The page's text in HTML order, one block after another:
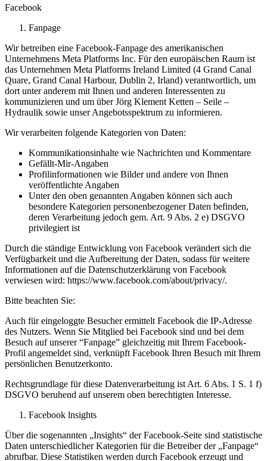
Facebook
Fanpage
Wir betreiben eine Facebook-Fanpage des amerikanischen
Unternehmens Meta Platforms Inc. Für den europäischen Raum ist
das Unternehmen Meta Platforms Ireland Limited (4 Grand Canal
Quare, Grand Canal Harbour, Dublin 2, Irland) verantwortlich, um
dort unter anderem mit Ihnen und anderen Interessenten zu
kommunizieren und um über Jörg Klement Ketten – Seile –
Hydraulik sowie unser Angebotsspektrum zu informieren.
Wir verarbeiten folgende Kategorien von Daten:
Kommunikationsinhalte wie Nachrichten und Kommentare
Gefällt-Mir-Angaben
Profilinformationen wie Bilder und andere von Ihnen
veröffentlichte Angaben
Unter den oben genannten Angaben können sich auch
besondere Kategorien personenbezogener Daten befinden,
deren Verarbeitung jedoch gem. Art. 9 Abs. 2 e) DSGVO
privilegiert ist
Durch die ständige Entwicklung von Facebook verändert sich die
Verfügbarkeit und die Aufbereitung der Daten, sodass für weitere
Informationen auf die Datenschutzerklärung von Facebook
verwiesen wird: https://www.facebook.com/about/privacy/.
Bitte beachten Sie:
Auch für eingeloggte Besucher ermittelt Facebook die IP-Adresse
des Nutzers. Wenn Sie Mitglied bei Facebook sind und bei dem
Besuch auf unserer “Fanpage” gleichzeitig mit Ihrem Facebook-
Profil angemeldet sind, verknüpft Facebook Ihren Besuch mit Ihrem
persönlichen Benutzerkonto.
Rechtsgrundlage für diese Datenverarbeitung ist Art. 6 Abs. 1 S. 1 f)
DSGVO beruhend auf unserem oben berechtigten Interesse.
Facebook lnsights
Über die sogenannten „Insights“ der Facebook-Seite sind statistische
Daten unterschiedlicher Kategorien für die Betreiber der „Fanpage“
abrufbar. Diese Statistiken werden durch Facebook erzeugt und